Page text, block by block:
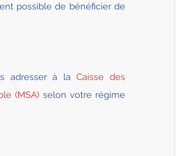
possible de bénéficier de
adresser à la Caisse des
(MSA) selon votre régime